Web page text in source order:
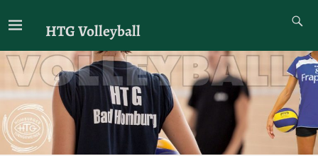
HTG Volleyball